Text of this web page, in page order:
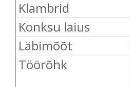
Klambrid
Konksu laius
Läbimõõt
Töörõhk